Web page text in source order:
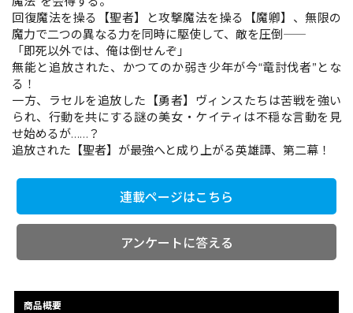
コミックエッセイ
回復魔法を操る【聖者】と攻撃魔法を操る【魔卿】、無限の
魔力で二つの異なる力を同時に駆使して、敵を圧倒――
「即死以外では、俺は倒せんぞ」
無能と追放された、かつてのか弱き少年が今“竜討伐者”とな
る！
一方、ラセルを追放した【勇者】ヴィンスたちは苦戦を強い
られ、行動を共にする謎の美女・ケイティは不穏な言動を見
せ始めるが……？
追放された【聖者】が最強へと成り上がる英雄譚、第二幕！
連載ページはこちら
アンケートに答える
商品概要